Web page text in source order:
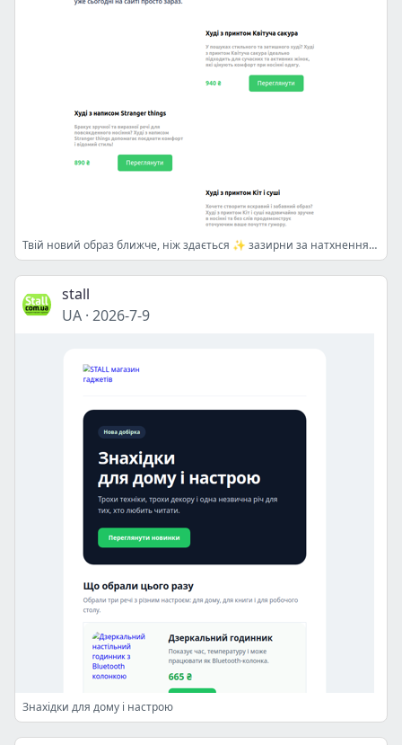
Твій новий образ ближче, ніж здається ✨ зазирни за натхненням вже зараз 🛍🤍💫🎀🔥✨💖
stall
UA · 2026-7-9
Знахідки для дому і настрою